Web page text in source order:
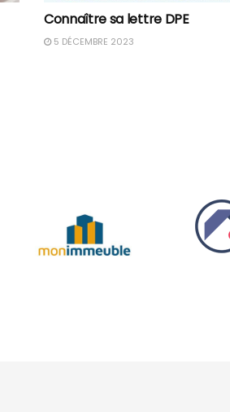
Connaître sa lettre DPE
5 DÉCEMBRE 2023